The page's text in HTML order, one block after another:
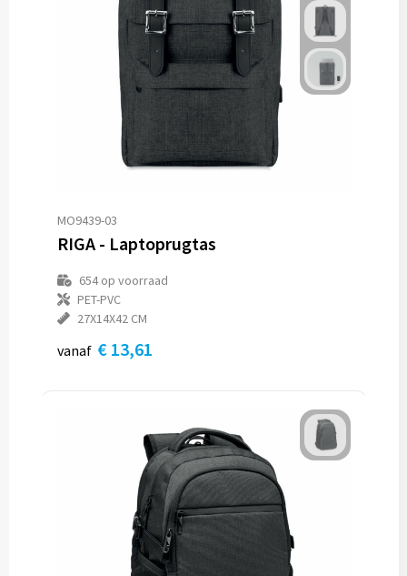
MO9439-03
RIGA - Laptoprugtas
654op voorraad
PET-PVC
27X14X42 CM
vanaf € 13,61